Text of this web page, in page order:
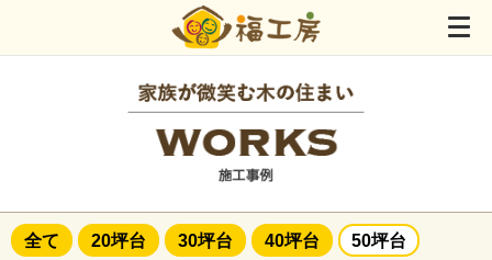
全て 20坪台 30坪台 40坪台
50坪台